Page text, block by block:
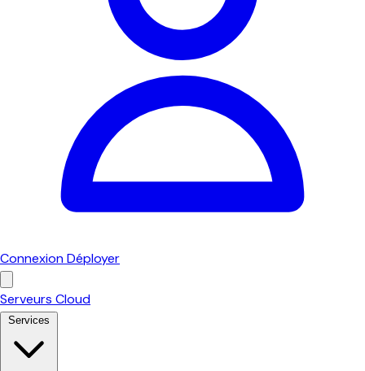
ConnexionDéployer
Serveurs Cloud
Services